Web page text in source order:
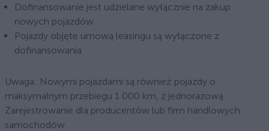
Dofinansowanie jest udzielane wyłącznie na zakup
nowych pojazdów
Pojazdy objęte umową leasingu są wyłączone z
dofinansowania
Uwaga: Nowymi pojazdami są również pojazdy o
maksymalnym przebiegu 1 000 km, z jednorazową
Zarejestrowanie dla producentów lub firm handlowych
samochodów